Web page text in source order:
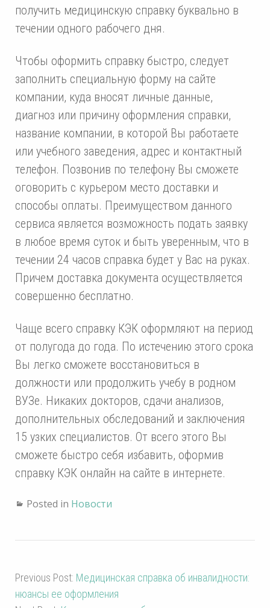
получить медицинскую справку буквально в
течении одного рабочего дня.
Чтобы оформить справку быстро, следует
заполнить специальную форму на сайте
компании, куда вносят личные данные,
диагноз или причину оформления справки,
название компании, в которой Вы работаете
или учебного заведения, адрес и контактный
телефон. Позвонив по телефону Вы сможете
оговорить с курьером место доставки и
способы оплаты. Преимуществом данного
сервиса является возможность подать заявку
в любое время суток и быть уверенным, что в
течении 24 часов справка будет у Вас на руках.
Причем доставка документа осуществляется
совершенно бесплатно.
Чаще всего справку КЭК оформляют на период
от полугода до года. По истечению этого срока
Вы легко сможете восстановиться в
должности или продолжить учебу в родном
ВУЗе. Никаких докторов, сдачи анализов,
дополнительных обследований и заключения
15 узких специалистов. От всего этого Вы
сможете быстро себя избавить, оформив
справку КЭК онлайн на сайте в интернете.
Posted in Новости
Previous Post: Медицинская справка об инвалидности:
нюансы ее оформления